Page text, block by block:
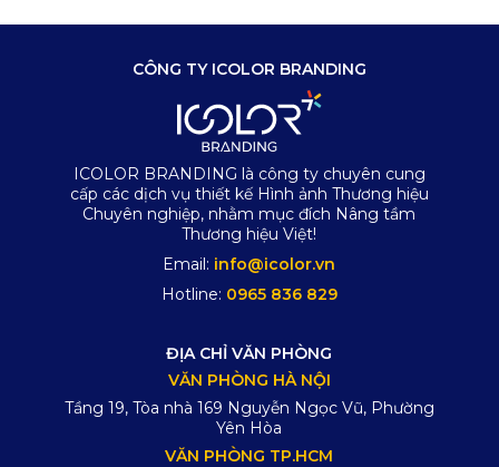
CÔNG TY ICOLOR BRANDING
ICOLOR BRANDING là công ty chuyên cung
cấp các dịch vụ thiết kế Hình ảnh Thương hiệu
Chuyên nghiệp, nhằm mục đích Nâng tầm
Thương hiệu Việt!
Email: info@icolor.vn
Hotline: 0965 836 829
ĐỊA CHỈ VĂN PHÒNG
VĂN PHÒNG HÀ NỘI
Tầng 19, Tòa nhà 169 Nguyễn Ngọc Vũ, Phường
Yên Hòa
VĂN PHÒNG TP.HCM